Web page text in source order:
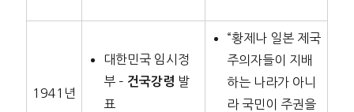
1941년
대한민국 임시정
부 – 건국강령 발
표
“황제나 일본 제국
주의자들이 지배
하는 나라가 아니
라 국민이 주권을